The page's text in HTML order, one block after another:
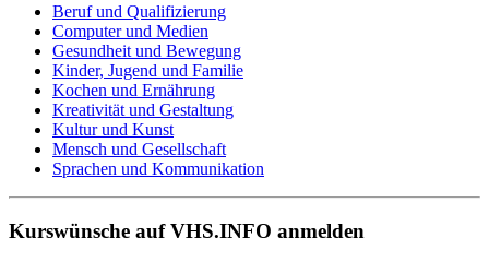
Beruf und Qualifizierung
Computer und Medien
Gesundheit und Bewegung
Kinder, Jugend und Familie
Kochen und Ernährung
Kreativität und Gestaltung
Kultur und Kunst
Mensch und Gesellschaft
Sprachen und Kommunikation
Kurswünsche auf VHS.INFO anmelden